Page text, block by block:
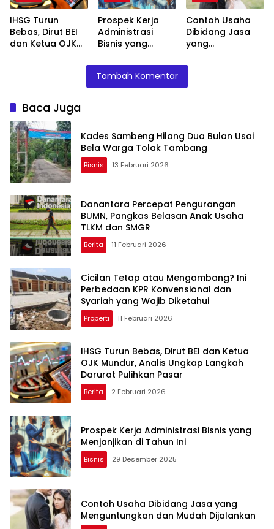
IHSG Turun
Bebas, Dirut BEI
dan Ketua OJK
Prospek Kerja
Administrasi
Bisnis yang
Tahun Ini
Contoh Usaha
Dibidang Jasa
yang
dan Mudah
Tambah Komentar
Baca Juga
Kades Sambeng Hilang Dua Bulan Usai
Bela Warga Tolak Tambang
Bisnis 13 Februari 2026
Danantara Percepat Pengurangan
BUMN, Pangkas Belasan Anak Usaha
TLKM dan SMGR
Berita 11 Februari 2026
Cicilan Tetap atau Mengambang? Ini
Perbedaan KPR Konvensional dan
Syariah yang Wajib Diketahui
Properti 11 Februari 2026
IHSG Turun Bebas, Dirut BEI dan Ketua
OJK Mundur, Analis Ungkap Langkah
Darurat Pulihkan Pasar
Berita 2 Februari 2026
Prospek Kerja Administrasi Bisnis yang
Menjanjikan di Tahun Ini
Bisnis 29 Desember 2025
Contoh Usaha Dibidang Jasa yang
Menguntungkan dan Mudah Dijalankan